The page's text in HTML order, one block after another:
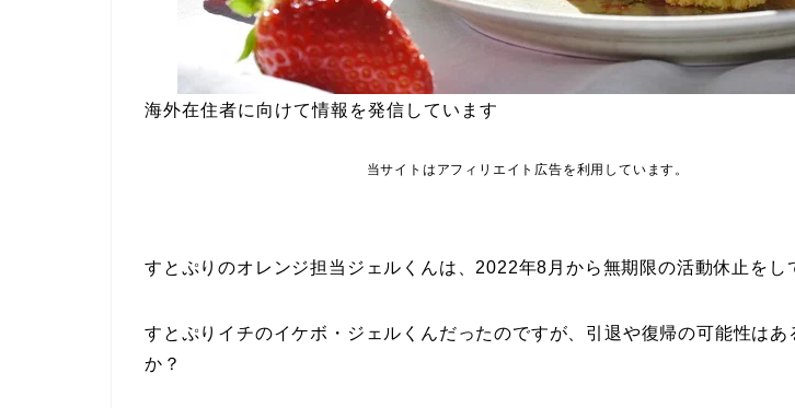
海外在住者に向けて情報を発信しています
当サイトはアフィリエイト広告を利用しています。
すとぷりのオレンジ担当ジェルくんは、2022年8月から無期限の活動休止をし
すとぷりイチのイケボ・ジェルくんだったのですが、引退や復帰の可能性はあ
か？